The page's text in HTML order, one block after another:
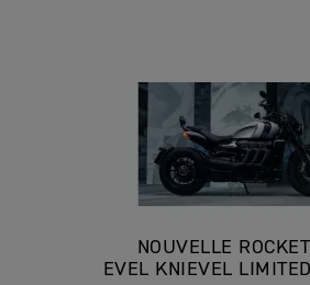
NOUVELLE
EVEL KNIEVEL